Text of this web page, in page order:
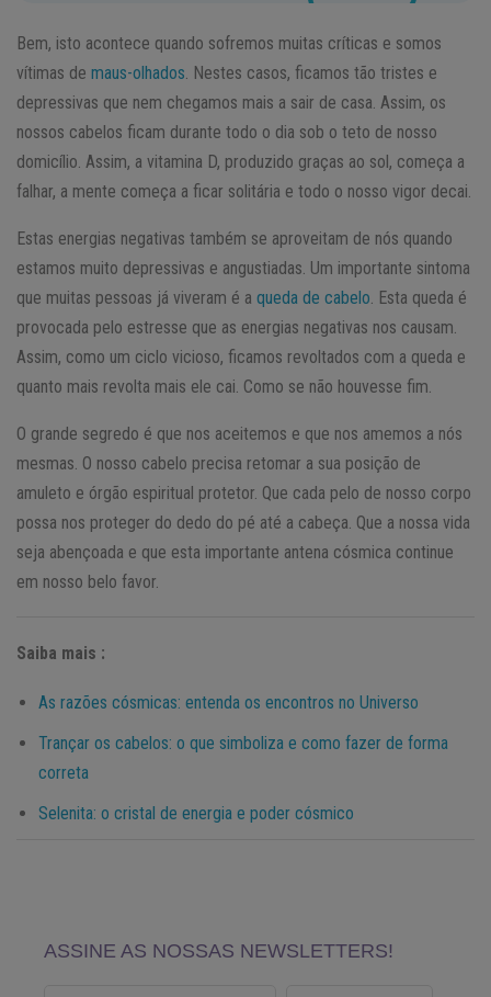
Bem, isto acontece quando sofremos muitas críticas e somos
vítimas de maus-olhados . Nestes casos, ficamos tão tristes e
depressivas que nem chegamos mais a sair de casa. Assim, os
nossos cabelos ficam durante todo o dia sob o teto de nosso
domicílio. Assim, a vitamina D, produzido graças ao sol, começa a
falhar, a mente começa a ficar solitária e todo o nosso vigor decai.
Estas energias negativas também se aproveitam de nós quando
estamos muito depressivas e angustiadas. Um importante sintoma
que muitas pessoas já viveram é a queda de cabelo . Esta queda é
provocada pelo estresse que as energias negativas nos causam.
Assim, como um ciclo vicioso, ficamos revoltados com a queda e
quanto mais revolta mais ele cai. Como se não houvesse fim.
O grande segredo é que nos aceitemos e que nos amemos a nós
mesmas. O nosso cabelo precisa retomar a sua posição de
amuleto e órgão espiritual protetor. Que cada pelo de nosso corpo
possa nos proteger do dedo do pé até a cabeça. Que a nossa vida
seja abençoada e que esta importante antena cósmica continue
em nosso belo favor.
Saiba mais :
As razões cósmicas: entenda os encontros no Universo
Trançar os cabelos: o que simboliza e como fazer de forma
correta
Selenita: o cristal de energia e poder cósmico